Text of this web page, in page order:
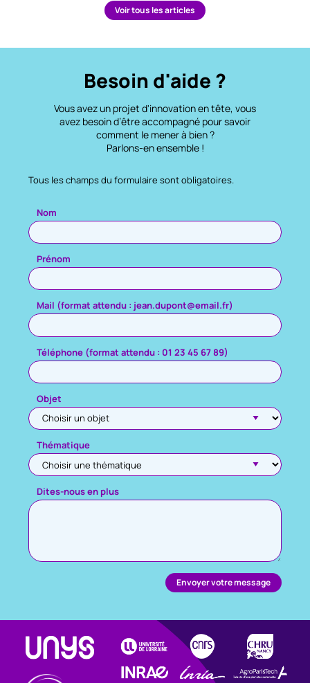
Voir tous les articles
Besoin d'aide ?
Vous avez un projet d'innovation en tête, vous
avez besoin d’être accompagné pour savoir
comment le mener à bien ?
Parlons-en ensemble !
Tous les champs du formulaire sont obligatoires.
Nom
Prénom
Mail (format attendu : jean.dupont@email.fr)
Téléphone (format attendu : 01 23 45 67 89)
Objet
Thématique
Veuillez laisser ce champ vide.
Dites-nous en plus